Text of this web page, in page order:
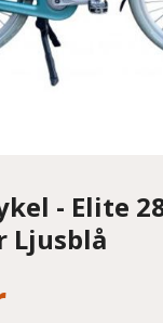
- Elite
Ljusblå